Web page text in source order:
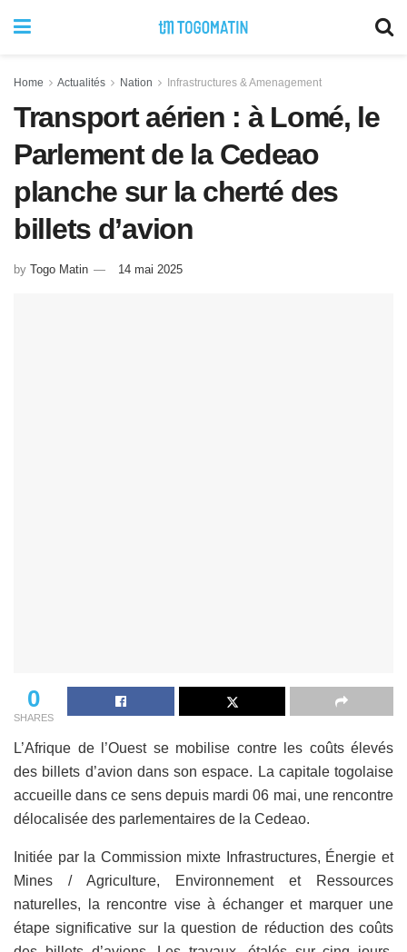
Home Actualités Nation Infrastructures & Amenagement
Transport aérien : à Lomé, le
Parlement de la Cedeao
planche sur la cherté des
billets d’avion
by Togo Matin 14 mai 2025
0
SHARES
L’Afrique de l’Ouest se mobilise contre les coûts élevés
des billets d’avion dans son espace. La capitale togolaise
accueille dans ce sens depuis mardi 06 mai, une rencontre
délocalisée des parlementaires de la Cedeao.
Initiée par la Commission mixte Infrastructures, Énergie et
Mines / Agriculture, Environnement et Ressources
naturelles, la rencontre vise à échanger et marquer une
étape significative sur la question de réduction des coûts